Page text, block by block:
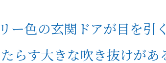
ー色の玄関ドアが目を
らす大きな吹き抜けがあ